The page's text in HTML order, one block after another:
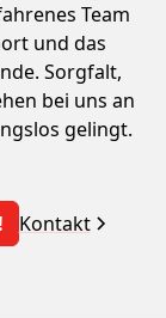
Team
und das
Sorgfalt,
bei uns an
gelingt.
Kontakt